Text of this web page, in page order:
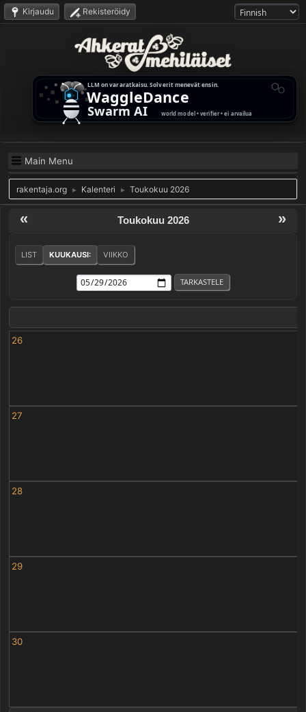
Kirjaudu Rekisteröidy
Main Menu
rakentaja.org ► Kalenteri ► Toukokuu 2026
« »
Toukokuu 2026
LIST KUUKAUSI: VIIKKO
26
27
28
29
30